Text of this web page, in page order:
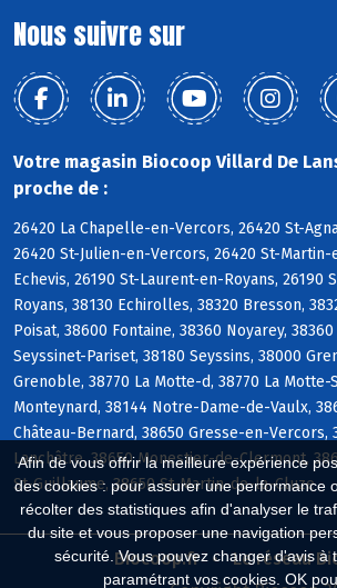
Afin de vous offrir la meilleure expérience
des cookies : pour assurer une performance
récolter des statistiques afin d'analyser le
du site et vous proposer une navigation
sécurité. Vous pouvez changer d'avis à
paramétrant vos cookies. OK
Nous suivre sur
Votre magasin Biocoop Villard De
proche de :
26420 La Chapelle-en-Vercors, 26420 St-
26420 St-Julien-en-Vercors, 26420 St-Martin-
Echevis, 26190 St-Laurent-en-Royans, 26190
Royans, 38130 Echirolles, 38320 Bresson,
Poisat, 38600 Fontaine, 38360 Noyarey, 38360
Seyssinet-Pariset, 38180 Seyssins, 38000
Grenoble, 38770 La Motte-d, 38770 La Motte-
Monteynard, 38144 Notre-Dame-de-Vaulx,
Château-Bernard, 38650 Gresse-en-Vercors,
Lanchâtre, 38650 Monestier-de-Clermont,
St-Guillaume, 38650 St-Martin-de-la-Cluze
Biocoop.fr
Le réseau